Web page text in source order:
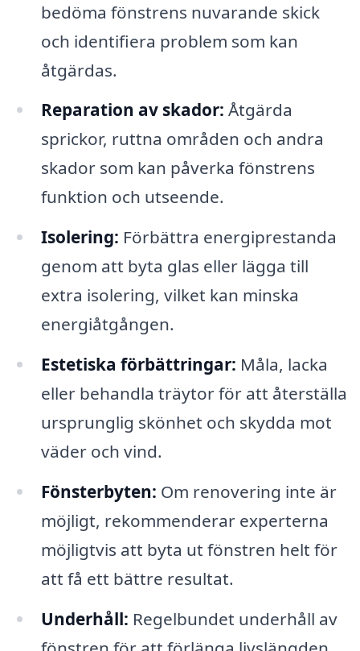
bedöma fönstrens nuvarande skick
och identifiera problem som kan
åtgärdas.
Reparation av skador: Åtgärda
sprickor, ruttna områden och andra
skador som kan påverka fönstrens
funktion och utseende.
Isolering: Förbättra energiprestanda
genom att byta glas eller lägga till
extra isolering, vilket kan minska
energiåtgången.
Estetiska förbättringar: Måla, lacka
eller behandla träytor för att återställa
ursprunglig skönhet och skydda mot
väder och vind.
Fönsterbyten: Om renovering inte är
möjligt, rekommenderar experterna
möjligtvis att byta ut fönstren helt för
att få ett bättre resultat.
Underhåll: Regelbundet underhåll av